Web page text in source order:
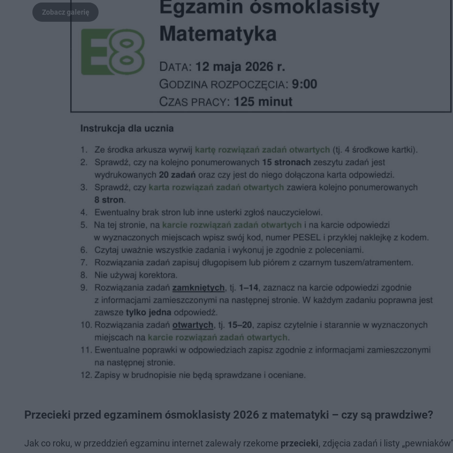
Przecieki przed egzaminem ósmoklasisty 2026 z matematyki – czy są prawdziwe?
Jak co roku, w przeddzień egzaminu internet zalewały rzekome przecieki, zdjęcia zadań i listy